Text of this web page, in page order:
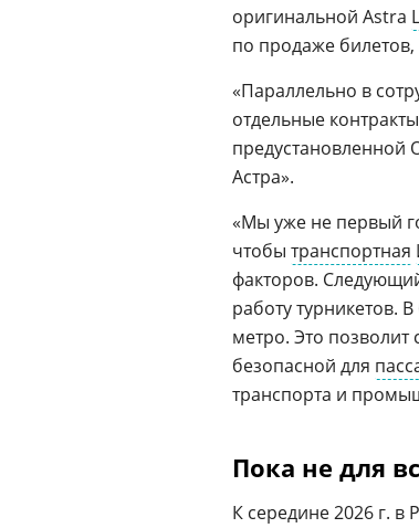
оригинальной Astra
по продаже
«Параллельно в
отдельные
предустановленной
Астра».
«Мы уже не первый
чтобы транспортная
факторов.
работу турникетов.
метро. Это
безопасной для
транспорта и
Пока не для
К середине 2026 г.